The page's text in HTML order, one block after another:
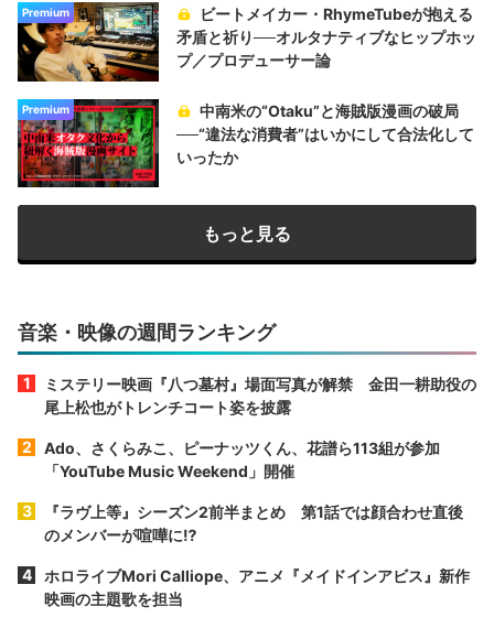
Premium
ビートメイカー・RhymeTubeが抱える
矛盾と祈り──オルタナティブなヒップホッ
プ／プロデューサー論
Premium
中南米の“Otaku”と海賊版漫画の破局
──“違法な消費者”はいかにして合法化して
いったか
もっと見る
音楽・映像の週間ランキング
ミステリー映画『八つ墓村』場面写真が解禁 金田一耕助役の
尾上松也がトレンチコート姿を披露
Ado、さくらみこ、ピーナッツくん、花譜ら113組が参加
「YouTube Music Weekend」開催
『ラヴ上等』シーズン2前半まとめ 第1話では顔合わせ直後
のメンバーが喧嘩に⁉︎
ホロライブMori Calliope、アニメ『メイドインアビス』新作
映画の主題歌を担当